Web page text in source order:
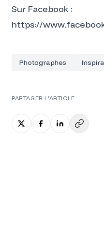
Photographes
PARTAGER L'ARTICLE
Sur Facebook :
https://